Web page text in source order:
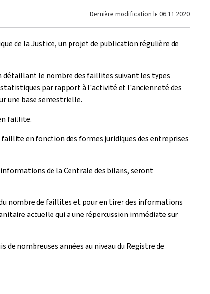
Dernière modification le 06.11.2020
de la Justice, un projet de publication régulière de
détaillant le nombre des faillites suivant les types
statistiques par rapport à l'activité et l'ancienneté des
une base semestrielle.
faillite.
en fonction des formes juridiques des entreprises
de la Centrale des bilans, seront
nombre de faillites et pour en tirer des informations
actuelle qui a une répercussion immédiate sur
nombreuses années au niveau du Registre de